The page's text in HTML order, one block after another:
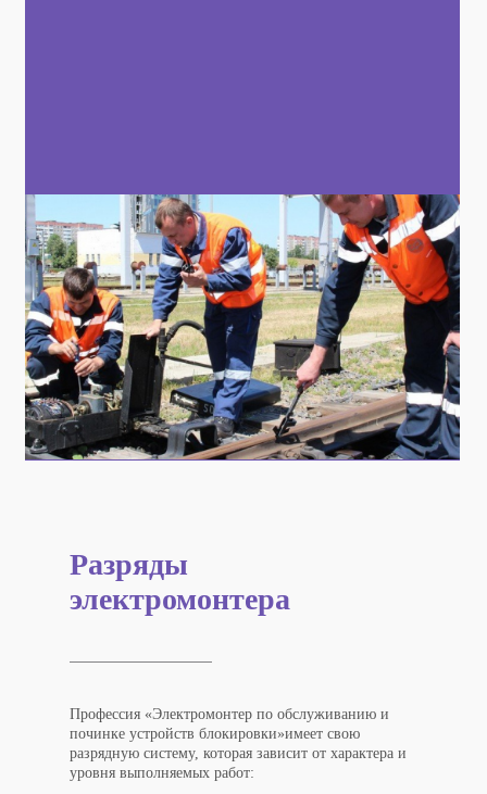
Разряды
электромонтера
Профессия «Электромонтер по обслуживанию и
починке устройств блокировки»имеет свою
разрядную систему, которая зависит от характера и
уровня выполняемых работ: